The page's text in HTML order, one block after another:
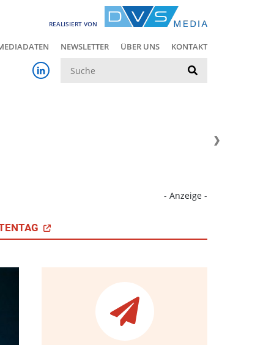
REALISIERT VON
NEWSLETTER ÜBER UNS KONTAKT
- Anzeige -